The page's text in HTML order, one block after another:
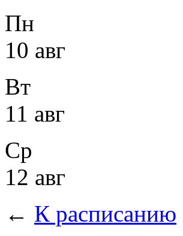
Пн
10 авг
Вт
11 авг
Ср
12 авг
← К расписанию